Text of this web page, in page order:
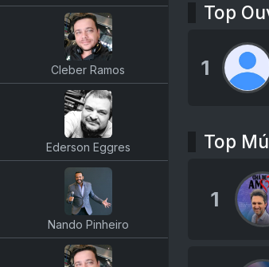
Cleber Ramos
Ederson Eggres
Nando Pinheiro
Top
1
Top
1